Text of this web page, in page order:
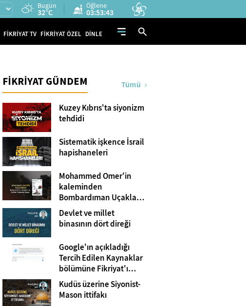
Bugün
32°C
Öğlene
03:53:41
FİKRİYAT TV FİKRİYAT ÖZEL DİNLE
FİKRİYAT GÜNDEM Tümü
Kuzey Kıbrıs'ta siyonizm
tehdidi
Sistematik işkence İsrail
hapishaneleri
Mohammed Omer'in
kaleminden
Bombardıman Uçakları
ve Tanklar Arasında
Gazze
Devlet ve millet
binasının dört direği
Google'ın açıkladığı
Tercih Edilen Kaynaklar
bölümüne Fikriyat'ı
eklemeyi unutmayın!
Kudüs üzerine Siyonist-
Mason ittifakı